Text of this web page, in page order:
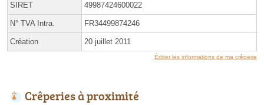
SIRET 49987424600022
N° TVA Intra. FR34499874246
Création 20 juillet 2011
Éditer les informations de ma crêperie
Crêperies à proximité